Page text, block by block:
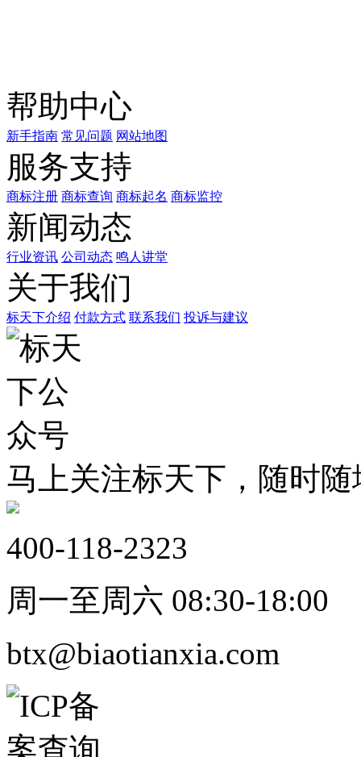
帮助中心
新手指南 常见问题 网站地图
服务支持
商标注册 商标查询 商标起名 商标监控
新闻动态
行业资讯 公司动态 鸣人讲堂
关于我们
标天下介绍 付款方式 联系我们 投诉与建议
马上关注标天下，随时
400-118-2323
周一至周六 08:30-18:00
btx@biaotianxia.com